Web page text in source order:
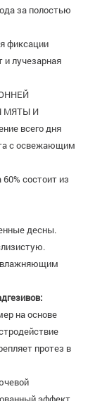
за полостью
фиксации
и лучезарная
МЯТЫ И
все­го дня
с освежающим
состоит из
десны.
на основе
протез в